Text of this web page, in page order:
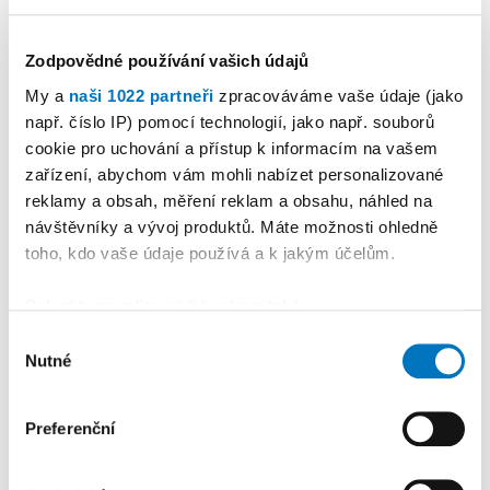
Zodpovědné používání vašich údajů
My a naši 1022 partneři zpracováváme vaše údaje (jako
např. číslo IP) pomocí technologií, jako např. souborů
cookie pro uchování a přístup k informacím na vašem
zařízení, abychom vám mohli nabízet personalizované
reklamy a obsah, měření reklam a obsahu, náhled na
návštěvníky a vývoj produktů. Máte možnosti ohledně
toho, kdo vaše údaje používá a k jakým účelům.
poloze, které mohou být přesné na několik metrů
skenování pro konkrétní charakteristiky (otisk prstu)
Zjistěte více o tom, jak zpracováváme vaše osobní
souhlasu
Nutné
Preferenční
4 LIBOR MATOUŠEK 28. 07. 2026
Sport• Třebíč bude v srpnu
hostit Skate Contest.
Organizátoři zvou jezdce
nejen z celého regionu
Sport
Kotrba sešívaným
profesionálem